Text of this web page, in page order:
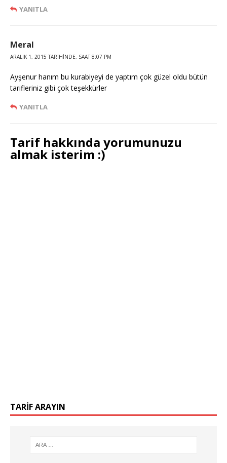
YANITLA
Meral
ARALIK 1, 2015 TARIHINDE, SAAT 8:07 PM
Ayşenur hanım bu kurabiyeyi de yaptım çok güzel oldu bütün
tarifleriniz gibi çok teşekkürler
YANITLA
Tarif hakkında yorumunuzu
almak isterim :)
TARIF ARAYIN